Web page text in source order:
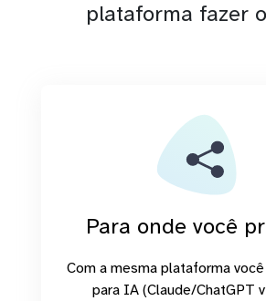
plataforma fazer
Para onde você
Com a mesma plataforma
para IA (Claude/ChatGPT